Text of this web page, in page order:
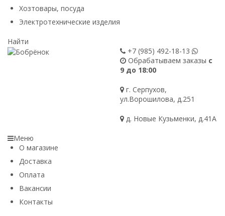
Хозтовары, посуда
Электротехнические изделия
Найти
+7 (985) 492-18-13
Обрабатываем заказы с
9 до 18:00
г. Серпухов,
ул.Ворошилова, д.251
д. Новые Кузьменки, д.41А
Меню
О магазине
Доставка
Оплата
Вакансии
Контакты